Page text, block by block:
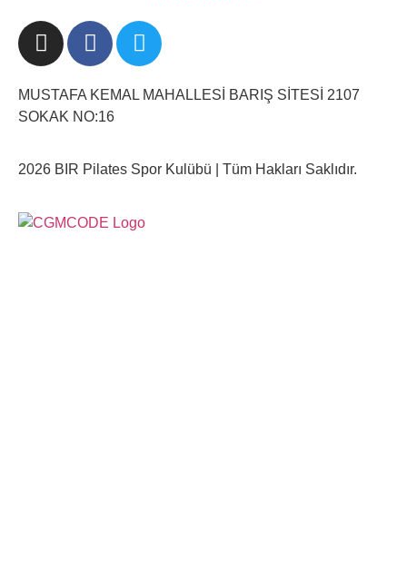
MUSTAFA KEMAL MAHALLESİ BARIŞ SİTESİ 2107
SOKAK NO:16
2026 BIR Pilates Spor Kulübü | Tüm Hakları Saklıdır.